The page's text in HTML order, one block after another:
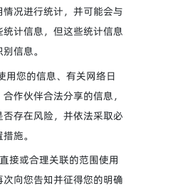
况进行统计，并可能会与
计信息，但这些统计信息
信息。
用您的信息、有关网络日
作伙伴合法分享的信息，
存在风险，并依法采取必
施。
接或合理关联的范围使用
向您告知并征得您的明确